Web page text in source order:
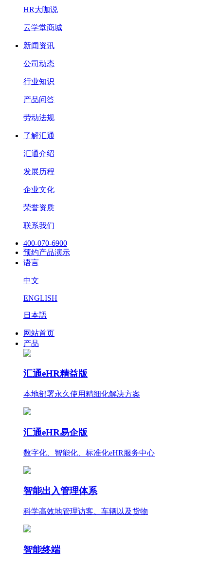
HR大咖说
云学堂商城
新闻资讯
公司动态
行业知识
产品问答
劳动法规
了解汇通
汇通介绍
发展历程
企业文化
荣誉资质
联系我们
400-070-6900
预约产品演示
语言
中文
ENGLISH
日本語
网站首页
产品
汇通eHR精益版
本地部署永久使用精细化解决方案
汇通eHR易企版
数字化、智能化、标准化eHR服务中心
智能出入管理体系
科学高效地管理访客、车辆以及货物
智能终端